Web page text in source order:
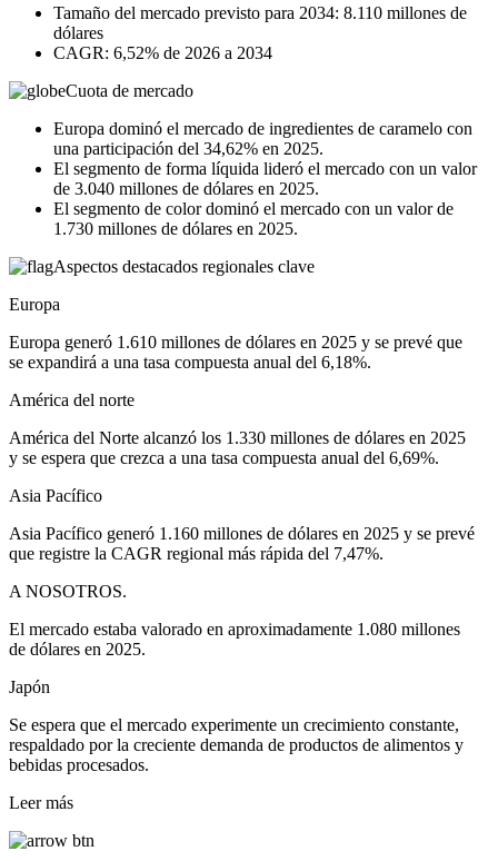
Tamaño del mercado previsto para 2034: 8.110 millones de
dólares
CAGR: 6,52% de 2026 a 2034
Cuota de mercado
Europa dominó el mercado de ingredientes de caramelo con
una participación del 34,62% ​​en 2025.
El segmento de forma líquida lideró el mercado con un valor
de 3.040 millones de dólares en 2025.
El segmento de color dominó el mercado con un valor de
1.730 millones de dólares en 2025.
Aspectos destacados regionales clave
Europa
Europa generó 1.610 millones de dólares en 2025 y se prevé que
se expandirá a una tasa compuesta anual del 6,18%.
América del norte
América del Norte alcanzó los 1.330 millones de dólares en 2025
y se espera que crezca a una tasa compuesta anual del 6,69%.
Asia Pacífico
Asia Pacífico generó 1.160 millones de dólares en 2025 y se prevé
que registre la CAGR regional más rápida del 7,47%.
A NOSOTROS.
El mercado estaba valorado en aproximadamente 1.080 millones
de dólares en 2025.
Japón
Se espera que el mercado experimente un crecimiento constante,
respaldado por la creciente demanda de productos de alimentos y
bebidas procesados.
Leer más